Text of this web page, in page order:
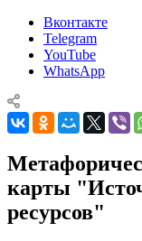
Вконтакте
Telegram
YouTube
WhatsApp
карты
ресурсов"